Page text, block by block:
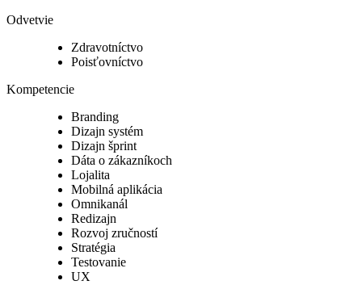
Odvetvie
Zdravotníctvo
Poisťovníctvo
Kompetencie
Branding
Dizajn systém
Dizajn šprint
Dáta o zákazníkoch
Lojalita
Mobilná aplikácia
Omnikanál
Redizajn
Rozvoj zručností
Stratégia
Testovanie
UX